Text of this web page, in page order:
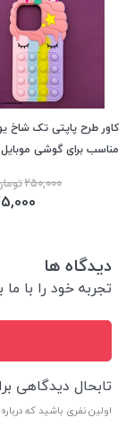
کاور طرح پاپتی تک شاخ
مناسب برای گوشی
250,000
دیدگاه ها
تجربه خود را با
تابحال دیدگاهی
اولین نفری باشید که